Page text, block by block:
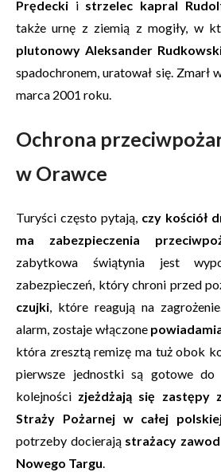
Prędecki i strzelec kapral
także urnę z ziemią z mogiły, w
plutonowy Aleksander
spadochronem, uratował się. Zmarł
marca 2001 roku.
Ochrona
w Orawce
Turyści często pytają, czy kościół
ma zabezpieczenia
zabytkowa świątynia jest
zabezpieczeń, który chroni przed
czujki, które reagują na
alarm, zostaje włączone
która zresztą remizę ma tuż obok
pierwsze jednostki są gotowe do
kolejności zjeżdżają się zastępy
Straży Pożarnej w całej
potrzeby docierają strażacy
Nowego Targu.